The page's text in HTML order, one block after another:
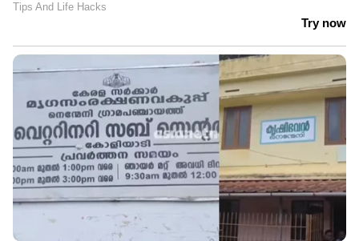
പലരും അത് പരിഹരിക്കാൻ ആവശ്യമായ